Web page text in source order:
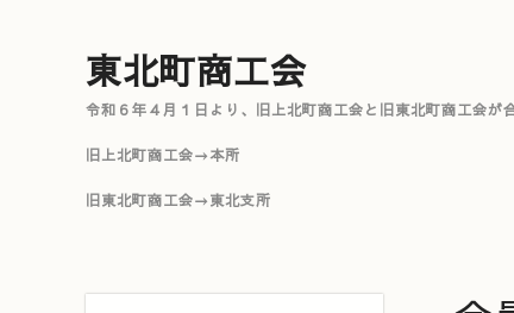
東北町商工会
令和６年４月１日より、旧上北町商工会と旧東北町商工会が
旧上北町商工会→本所
旧東北町商工会→東北支所